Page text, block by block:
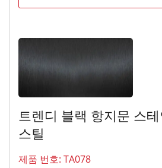
트렌디 블랙 항지문 스
스틸
제품 번호: TA078